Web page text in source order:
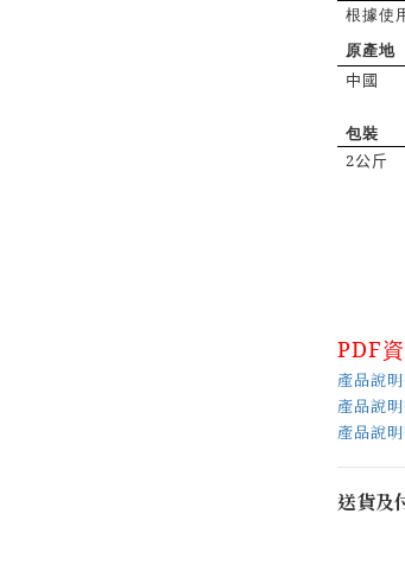
根據使
原產地
中國
包裝
2公斤
PDF
產品說
產品說
產品說
送貨及